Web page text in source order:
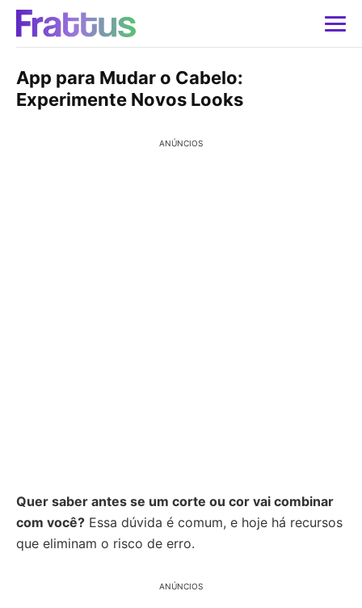
App para Mudar o Cabelo:
Experimente Novos Looks
ANÚNCIOS
Quer saber antes se um corte ou cor vai combinar
com você? Essa dúvida é comum, e hoje há recursos
que eliminam o risco de erro.
ANÚNCIOS